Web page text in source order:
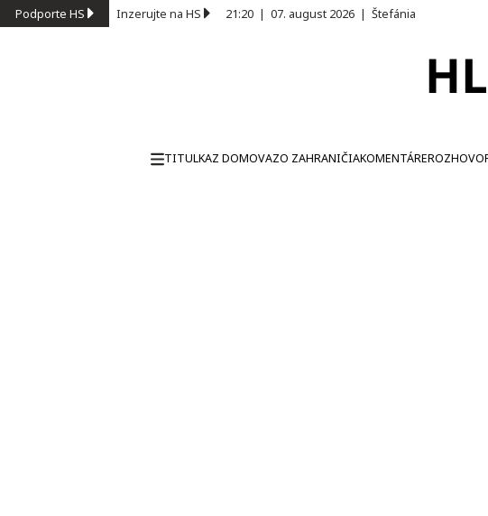
Podporte HS Inzerujte na HS 21:20 | 07. august 2026 | Štefánia
TITULKAZ DOMOVAZO ZAHRANIČIAKOMENTÁRE